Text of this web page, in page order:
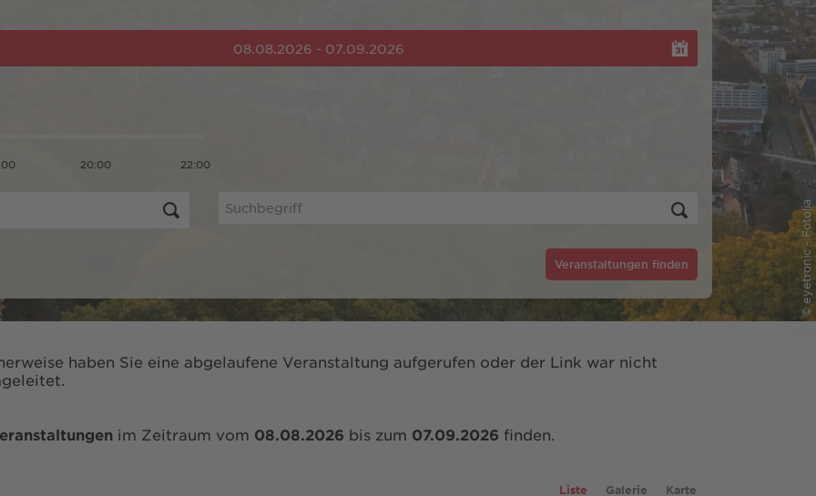
© eyetronic - Fotolia
08.08.2026 - 07.09.2026
20:00 22:00
Veranstaltungen finden
haben Sie eine abgelaufene Veranstaltung aufgerufen oder der Link war nicht
im Zeitraum vom 08.08.2026 bis zum 07.09.2026 finden.
Liste Galerie Karte